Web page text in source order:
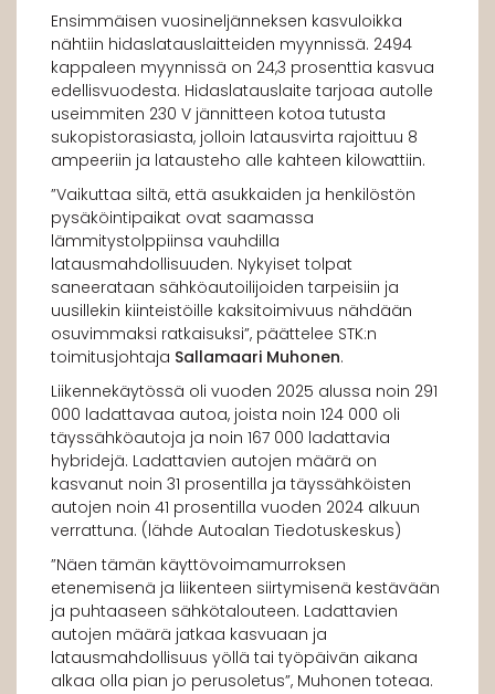
Ensimmäisen vuosineljänneksen kasvuloikka
nähtiin hidaslatauslaitteiden myynnissä. 2494
kappaleen myynnissä on 24,3 prosenttia kasvua
edellisvuodesta. Hidaslatauslaite tarjoaa autolle
useimmiten 230 V jännitteen kotoa tutusta
sukopistorasiasta, jolloin latausvirta rajoittuu 8
ampeeriin ja latausteho alle kahteen kilowattiin.
”Vaikuttaa siltä, että asukkaiden ja henkilöstön
pysäköintipaikat ovat saamassa
lämmitystolppiinsa vauhdilla
latausmahdollisuuden. Nykyiset tolpat
saneerataan sähköautoilijoiden tarpeisiin ja
uusillekin kiinteistöille kaksitoimivuus nähdään
osuvimmaksi ratkaisuksi”, päättelee STK:n
toimitusjohtaja Sallamaari Muhonen.
Liikennekäytössä oli vuoden 2025 alussa noin 291
000 ladattavaa autoa, joista noin 124 000 oli
täyssähköautoja ja noin 167 000 ladattavia
hybridejä. Ladattavien autojen määrä on
kasvanut noin 31 prosentilla ja täyssähköisten
autojen noin 41 prosentilla vuoden 2024 alkuun
verrattuna. (lähde Autoalan Tiedotuskeskus)
”Näen tämän käyttövoimamurroksen
etenemisenä ja liikenteen siirtymisenä kestävään
ja puhtaaseen sähkötalouteen. Ladattavien
autojen määrä jatkaa kasvuaan ja
latausmahdollisuus yöllä tai työpäivän aikana
alkaa olla pian jo perusoletus”, Muhonen toteaa.